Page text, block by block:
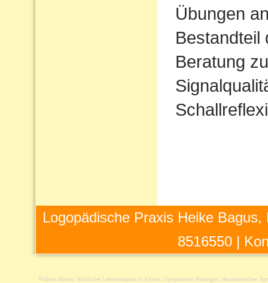
Übungen
Bestandteil
Beratung
Logopädische Praxis Heike
8516550 |
Poltern Moers Klinischer Lerntherapeut in Essen Dysphonien Hattingen
Akademischer